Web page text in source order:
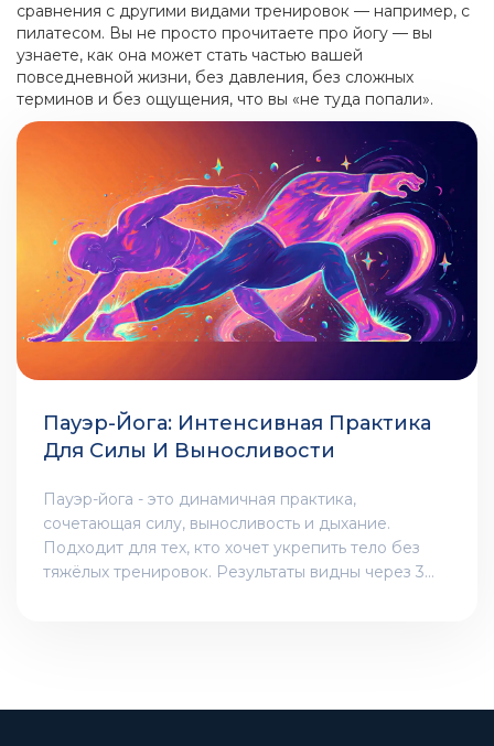
сравнения с другими видами тренировок — например, с
пилатесом. Вы не просто прочитаете про йогу — вы
узнаете, как она может стать частью вашей
повседневной жизни, без давления, без сложных
терминов и без ощущения, что вы «не туда попали».
Пауэр-Йога: Интенсивная Практика
Для Силы И Выносливости
Пауэр-йога - это динамичная практика,
сочетающая силу, выносливость и дыхание.
Подходит для тех, кто хочет укрепить тело без
тяжёлых тренировок. Результаты видны через 3